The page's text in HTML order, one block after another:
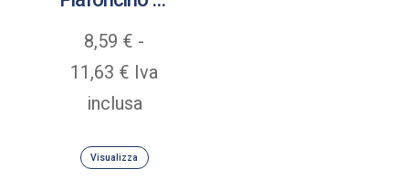
8,59 € -
11,63 € Fascia
di
da
Iva
inclusa
Visualizza